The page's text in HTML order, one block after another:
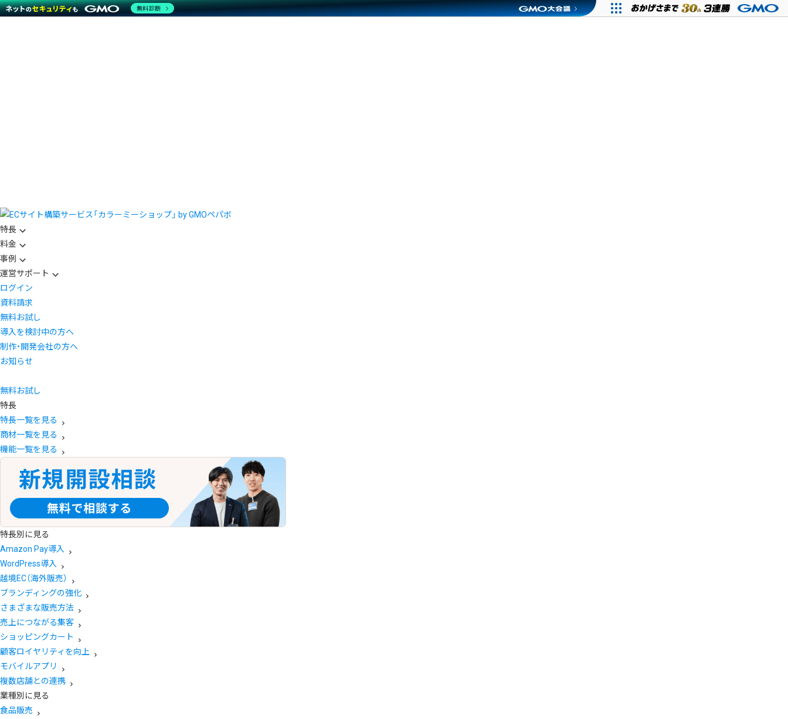
特長
料金
事例
運営サポート
ログイン
資料請求
無料お試し
導入を検討中の方へ
制作・開発会社の方へ
お知らせ
無料お試し
特長
特長一覧を見る
商材一覧を見る
機能一覧を見る
特長別に見る
Amazon Pay導入
WordPress導入
越境EC（海外販売）
ブランディングの強化
さまざまな販売方法
売上につながる集客
ショッピングカート
顧客ロイヤリティを向上
モバイルアプリ
複数店舗との連携
業種別に見る
食品販売
無料診断